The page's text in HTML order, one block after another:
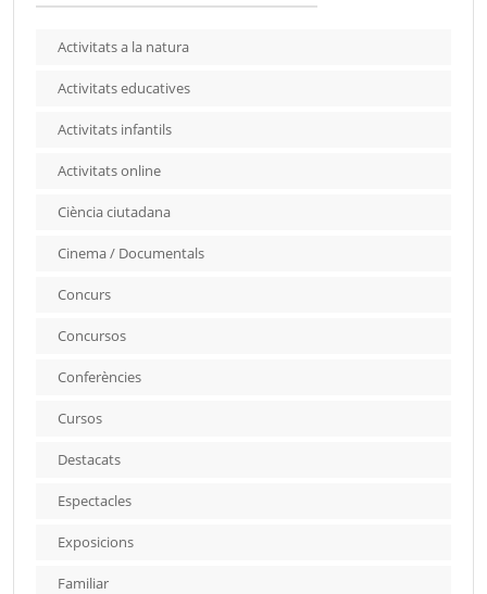
Activitats a la natura
Activitats educatives
Activitats infantils
Activitats online
Ciència ciutadana
Cinema / Documentals
Concurs
Concursos
Conferències
Cursos
Destacats
Espectacles
Exposicions
Familiar